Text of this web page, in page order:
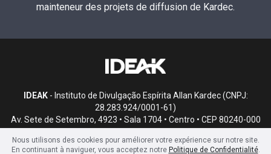
mainteneur des projets de diffusion de Kardec.
IDEAK- Instituto de Divulgação Espírita Allan Kardec (CNPJ:
28.283.924/0001-61)
Av. Sete de Setembro, 4923 • Sala 1704 • Centro • CEP 80240-000
Nous utilisons des cookies pour améliorer votre expérience sur notre site.
En continuant à naviguer, vous acceptez notre Politique de Confidentialité.